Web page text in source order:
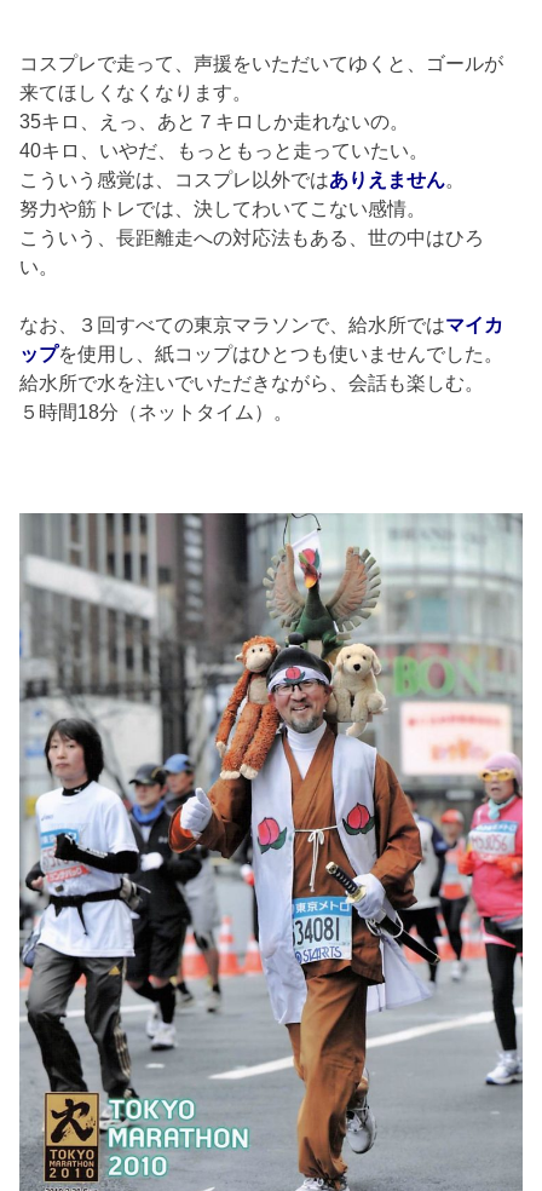
コスプレで走って、声援をいただいてゆくと、ゴールが
来てほしくなくなります。
35キロ、えっ、あと７キロしか走れないの。
40キロ、いやだ、もっともっと走っていたい。
こういう感覚は、コスプレ以外ではありえません
努力や筋トレでは、決してわいてこない感情。
こういう、長距離走への対応法もある、世の中はひろ
い。
なお、３回すべての東京マラソンで、給水所ではマイカ
ップを使用し、紙コップはひとつも使いませんでした。
給水所で水を注いでいただきながら、会話も楽しむ。
５時間18分（ネットタイム）。